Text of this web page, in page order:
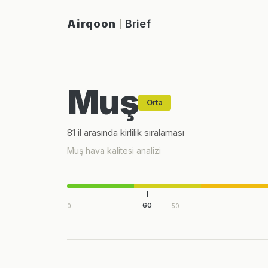
Airqoon Brief
Muş Orta
81 il arasında kirlilik sıralaması
Muş hava kalitesi analizi
60
0 50